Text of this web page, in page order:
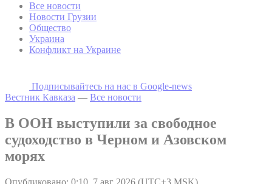
Все новости
Новости Грузии
Общество
Украина
Конфликт на Украине
Подписывайтесь на наc в Google-news
Вестник Кавказа — Все новости
В ООН выступили за свободное
судоходство в Черном и Азовском
морях
Опубликовано: 0:10, 7 авг 2026 (UTC+3 MSK)